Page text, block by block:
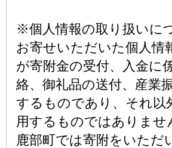
※個人情報の取り扱いに
お寄せいただいた個人情
が寄附金の受付、入金に
絡、御礼品の送付、産業
するものであり、それ以
用するものではありませ
鹿部町では寄附をいただ